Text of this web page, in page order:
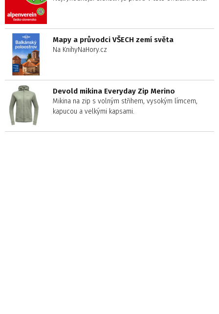
Mapy a průvodci VŠECH zemí světa
Na KnihyNaHory.cz
Devold mikina Everyday Zip Merino
Mikina na zip s volným střihem, vysokým límcem,
kapucou a velkými kapsami.